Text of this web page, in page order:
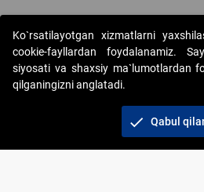
Copyright © 2017-2026. "Elektron
AJ. Barcha huquqlar himoyalangan
+998 71 202-
Ko`rsatilayotgan xizmatlarni
cookie-fayllardan foydalanamiz.
siyosati va shaxsiy ma`lumotlardan
qilganingizni anglatadi.
check Qabul